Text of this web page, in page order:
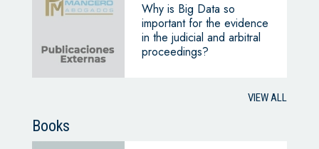
Why is Big Data so
important for the evidence
in the judicial and arbitral
proceedings?
VIEW ALL
Books